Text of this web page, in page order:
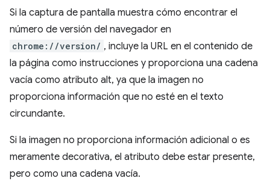
Si la captura de pantalla muestra cómo encontrar el
número de versión del navegador en
chrome://version/ , incluye la URL en el contenido de
la página como instrucciones y proporciona una cadena
vacía como atributo alt, ya que la imagen no
proporciona información que no esté en el texto
circundante.
Si la imagen no proporciona información adicional o es
meramente decorativa, el atributo debe estar presente,
pero como una cadena vacía.